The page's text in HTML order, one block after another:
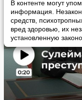
В контенте могут
информация.
средств,
вред здоровью, их
установленную